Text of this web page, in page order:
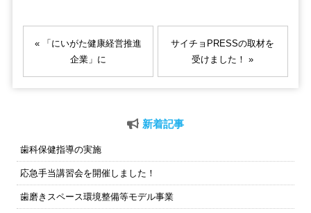
« 「にいがた健康経営推進
企業」に
サイチョPRESSの取材を
受けました！ »
新着記事
歯科保健指導の実施
応急手当講習会を開催しました！
歯磨きスペース環境整備等モデル事業